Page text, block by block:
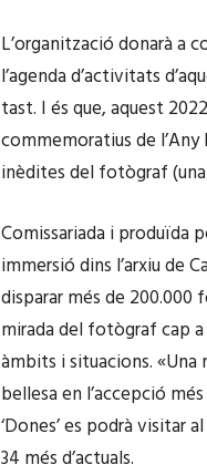
L’organització donarà a
l’agenda d’activitats
tast. I és que, aquest
commemoratius de
inèdites del fotògraf (una
Comissariada i produïda
immersió dins l’arxiu de
disparar més de 200.000
mirada del fotògraf cap
àmbits i situacions.
bellesa en l’accepció
‘Dones’ es podrà visitar
34 més d’actuals.